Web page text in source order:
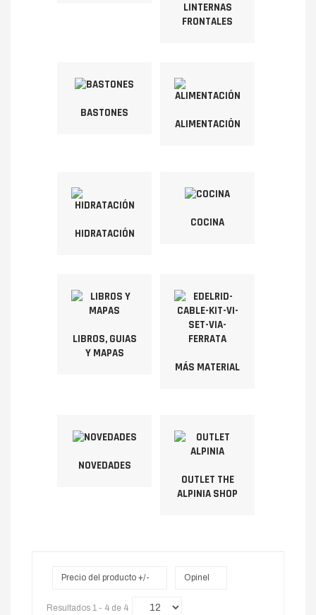
LINTERNAS
FRONTALES
BASTONES
ALIMENTACIÓN
HIDRATACIÓN
COCINA
LIBROS, GUIAS
Y MAPAS
MÁS MATERIAL
NOVEDADES
OUTLET THE
ALPINIA SHOP
Precio del producto +/- Opinel
Resultados 1 - 4 de 4